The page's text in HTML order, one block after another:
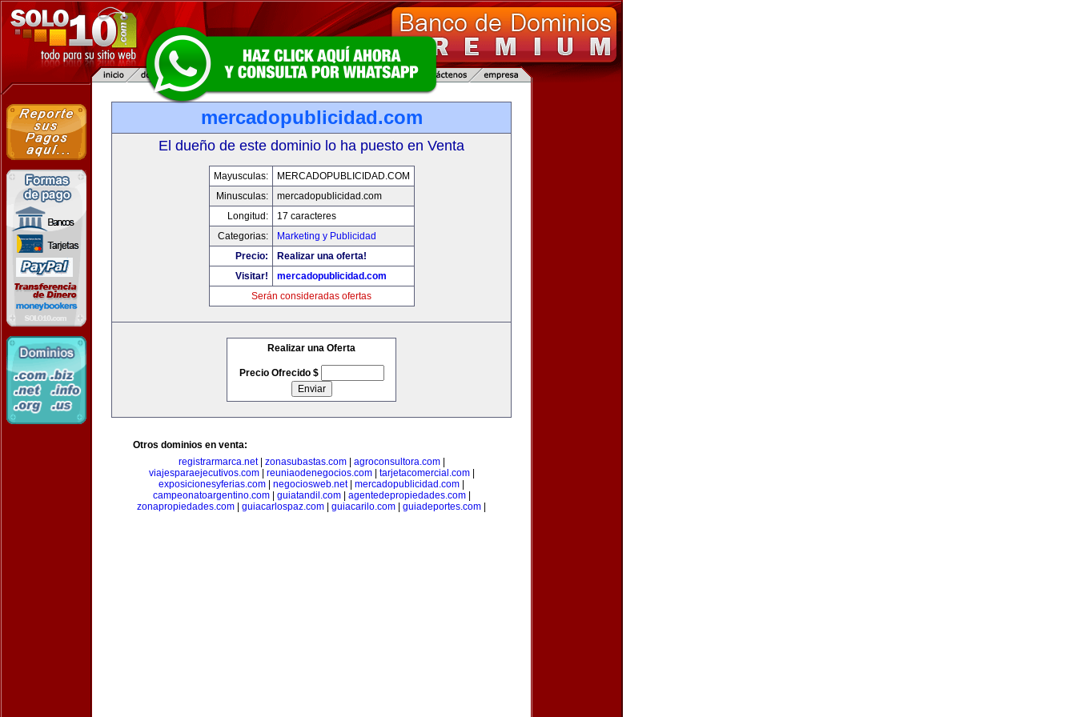
mercadopublicidad.com
El dueño de este dominio lo ha puesto en Venta
Mayusculas:
MERCADOPUBLICIDAD.COM
Minusculas:
mercadopublicidad.com
Longitud:
17 caracteres
Categorias:
Marketing y Publicidad
Precio:
Realizar una oferta!
Visitar!
mercadopublicidad.com
Serán consideradas ofertas
Realizar una Oferta
Precio Ofrecido $
Otros dominios en venta:
registrarmarca.net| zonasubastas.com| agroconsultora.com|
viajesparaejecutivos.com| reuniaodenegocios.com| tarjetacomercial.com|
exposicionesyferias.com
negociosweb.net| mercadopublicidad.com
campeonatoargentino.com| guiatandil.com| agentedepropiedades.com|
zonapropiedades.com
guiacarlospaz.com guiacarilo.com guiadeportes.com